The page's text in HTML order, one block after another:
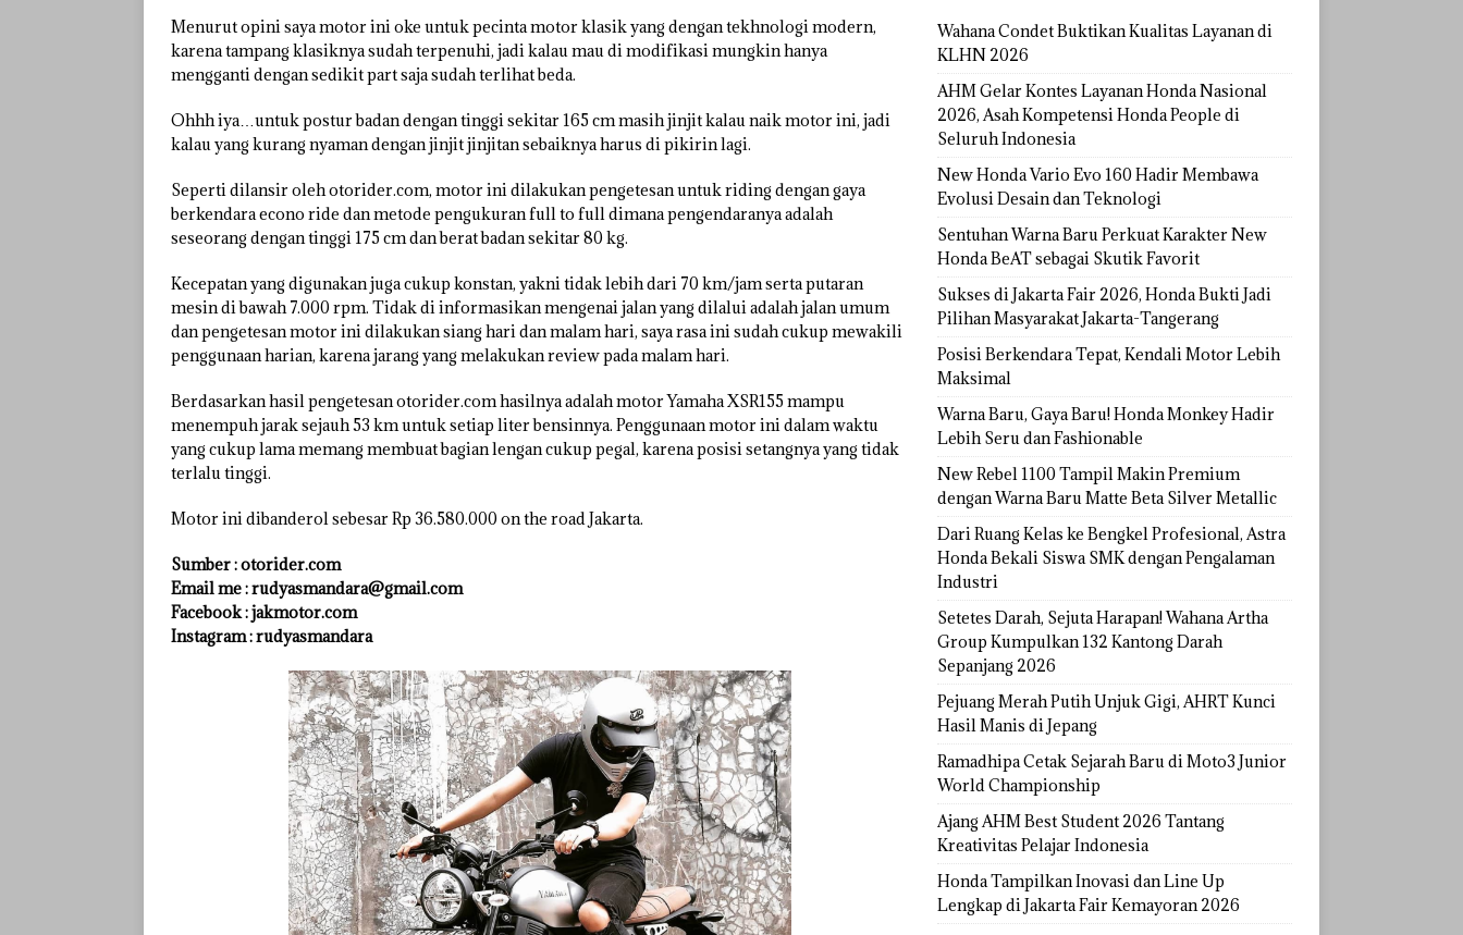
Menurut opini saya motor ini oke untuk pecinta motor klasik yang dengan tekhnologi modern,
karena tampang klasiknya sudah terpenuhi, jadi kalau mau di modifikasi mungkin hanya
mengganti dengan sedikit part saja sudah terlihat beda.
Ohhh iya…untuk postur badan dengan tinggi sekitar 165 cm masih jinjit kalau naik motor ini, jadi
kalau yang kurang nyaman dengan jinjit jinjitan sebaiknya harus di pikirin lagi.
Seperti dilansir oleh otorider.com, motor ini dilakukan pengetesan untuk riding dengan gaya
berkendara econo ride dan metode pengukuran full to full dimana pengendaranya adalah
seseorang dengan tinggi 175 cm dan berat badan sekitar 80 kg.
Kecepatan yang digunakan juga cukup konstan, yakni tidak lebih dari 70 km/jam serta putaran
mesin di bawah 7.000 rpm. Tidak di informasikan mengenai jalan yang dilalui adalah jalan umum
dan pengetesan motor ini dilakukan siang hari dan malam hari, saya rasa ini sudah cukup mewakili
penggunaan harian, karena jarang yang melakukan review pada malam hari.
Berdasarkan hasil pengetesan otorider.com hasilnya adalah motor Yamaha XSR155 mampu
menempuh jarak sejauh 53 km untuk setiap liter bensinnya. Penggunaan motor ini dalam waktu
yang cukup lama memang membuat bagian lengan cukup pegal, karena posisi setangnya yang tidak
terlalu tinggi.
Motor ini dibanderol sebesar Rp 36.580.000 on the road Jakarta.
Sumber : otorider.com
Email me : rudyasmandara@gmail.com
Facebook : jakmotor.com
Instagram : rudyasmandara
Wahana Condet Buktikan Kualitas Layanan di
KLHN 2026
AHM Gelar Kontes Layanan Honda Nasional
2026, Asah Kompetensi Honda People di
Seluruh Indonesia
New Honda Vario Evo 160 Hadir Membawa
Evolusi Desain dan Teknologi
Sentuhan Warna Baru Perkuat Karakter New
Honda BeAT sebagai Skutik Favorit
Sukses di Jakarta Fair 2026, Honda Bukti Jadi
Pilihan Masyarakat Jakarta-Tangerang
Posisi Berkendara Tepat, Kendali Motor Lebih
Maksimal
Warna Baru, Gaya Baru! Honda Monkey Hadir
Lebih Seru dan Fashionable
New Rebel 1100 Tampil Makin Premium
dengan Warna Baru Matte Beta Silver Metallic
Dari Ruang Kelas ke Bengkel Profesional, Astra
Honda Bekali Siswa SMK dengan Pengalaman
Industri
Setetes Darah, Sejuta Harapan! Wahana Artha
Group Kumpulkan 132 Kantong Darah
Sepanjang 2026
Pejuang Merah Putih Unjuk Gigi, AHRT Kunci
Hasil Manis di Jepang
Ramadhipa Cetak Sejarah Baru di Moto3 Junior
World Championship
Ajang AHM Best Student 2026 Tantang
Kreativitas Pelajar Indonesia
Honda Tampilkan Inovasi dan Line Up
Lengkap di Jakarta Fair Kemayoran 2026